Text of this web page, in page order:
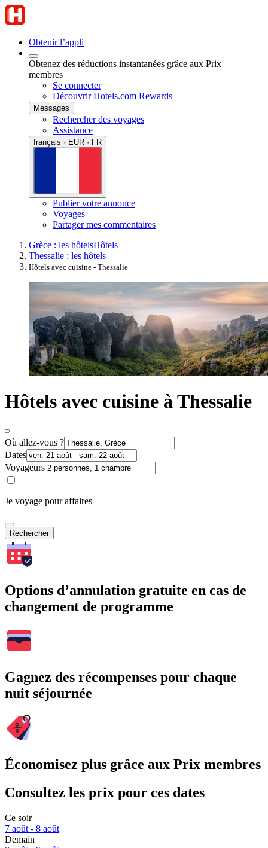
Obtenir l’appli
Obtenez des réductions instantanées grâce aux Prix
membres
Se connecter
Découvrir Hotels.com Rewards
Messages
Rechercher des voyages
Assistance
français · EUR · FR
Publier votre annonce
Voyages
Partager mes commentaires
Grèce : les hôtelsHôtels
Thessalie : les hôtels
Hôtels avec cuisine - Thessalie
Hôtels avec cuisine à Thessalie
Où allez-vous ?
Dates
Voyageurs
Je voyage pour affaires
Rechercher
Options d’annulation gratuite en cas de
changement de programme
Gagnez des récompenses pour chaque
nuit séjournée
Économisez plus grâce aux Prix membres
Consultez les prix pour ces dates
Ce soir
7 août - 8 août
Demain